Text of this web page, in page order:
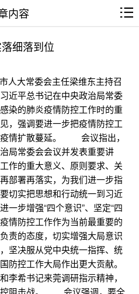
内容
细落到位
大常委会主任梁维东主持召
近平总书记在中央政治局常委
染的肺炎疫情防控工作时的重
，强调要进一步把疫情防控工
疫情扩散蔓延。 会议指出，
局常委会会议并发表重要讲
作的重大意义、原则要求、关
部署再落实，为我们进一步指
切实把思想和行动统一到习近
一步增强“四个意识”、坚定“四
情防控工作作为当前最重要的
责的态度，切实增强大局意识
坚决服从党中央统一指挥、统
防控工作大局作出更大贡献。
李希书记来莞调研指示精神，
控阻击战。 会议强调，要全